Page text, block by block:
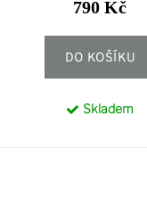
790 Kč
DO KOŠÍKU
Skladem